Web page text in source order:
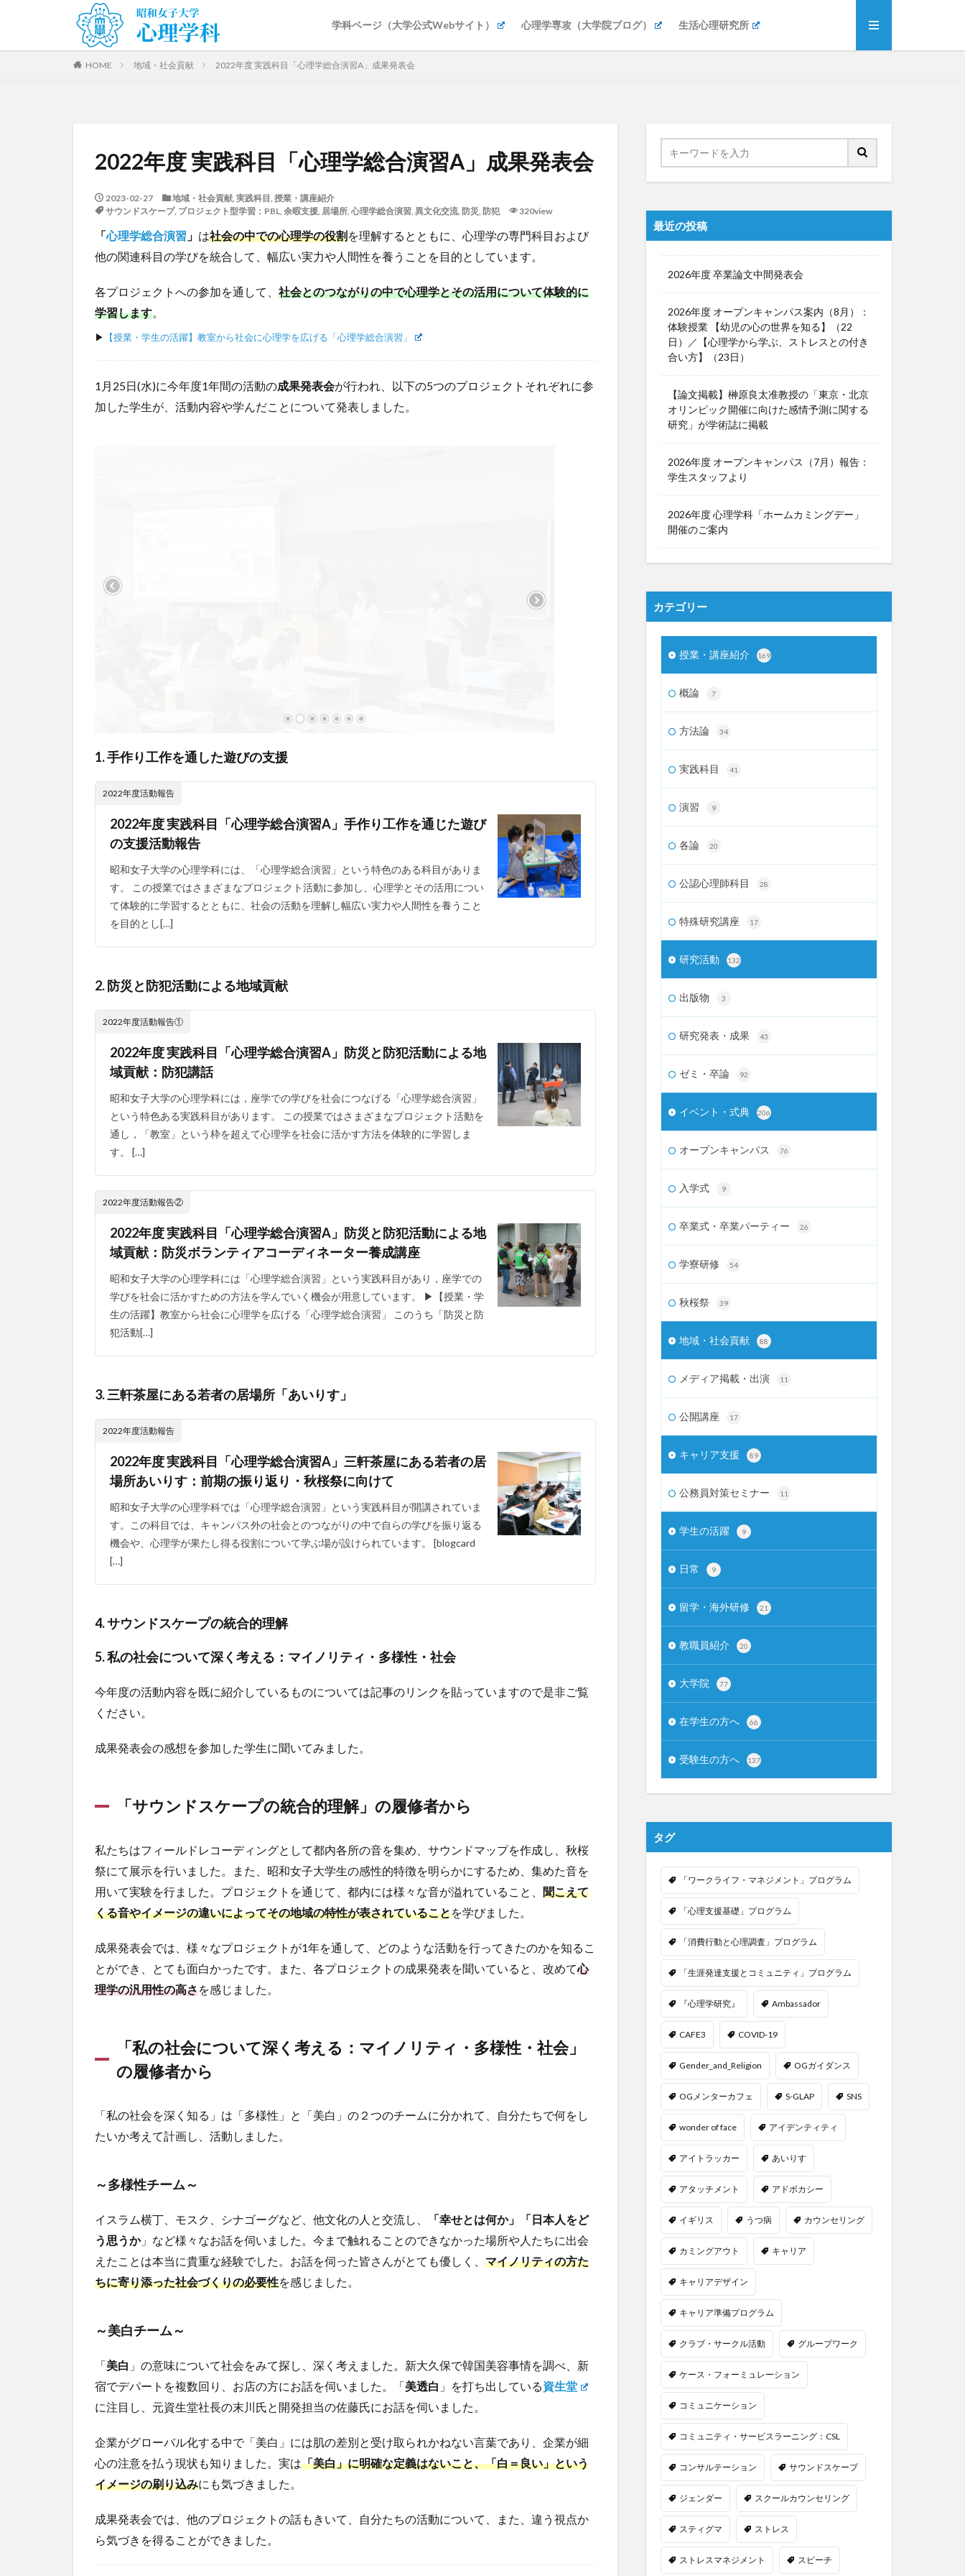
学科ページ（大学公式Webサイト） 心理学専攻（大学院ブログ） 生活心理研究所
HOME 地域・社会貢献 2022年度 実践科目「心理学総合演習A」成果発表会
2022年度 実践科目「心理学総合演習A」成果発表会
2023-02-27 地域・社会貢献, 実践科目, 授業・講座紹介
サウンドスケープ, プロジェクト型学習：PBL, 余暇支援, 居場所, 心理学総合演習, 異文化交流, 防災, 防犯 320view
「心理学総合演習 」 は社会の中での心理学の役割を理解するとともに、心理学の専門科目および
他の関連科目の学びを統合して、幅広い実力や人間性を養うことを目的としています。
各プロジェクトへの参加を通して、 社会とのつながりの中で心理学とその活用について体験的に
学習します。
▶ 【授業・学生の活躍】教室から社会に心理学を広げる「心理学総合演習」
1月25日(水)に今年度1年間の活動の成果発表会が行われ、以下の5つのプロジェクトそれぞれに参
加した学生が、活動内容や学んだことについて発表しました。
1. 手作り工作を通した遊びの支援
2022年度活動報告
2022年度 実践科目「心理学総合演習A」手作り工作を通じた遊び
の支援活動報告
昭和女子大学の心理学科には、「心理学総合演習」という特色のある科目がありま
す。 この授業ではさまざまなプロジェクト活動に参加し、心理学とその活用につい
て体験的に学習するとともに、社会の活動を理解し幅広い実力や人間性を養うこと
を目的とし[…]
2. 防災と防犯活動による地域貢献
2022年度活動報告①
2022年度 実践科目「心理学総合演習A」防災と防犯活動による地
域貢献：防犯講話
昭和女子大学の心理学科には，座学での学びを社会につなげる「心理学総合演習」
という特色ある実践科目があります。 この授業ではさまざまなプロジェクト活動を
通し，「教室」という枠を超えて心理学を社会に活かす方法を体験的に学習しま
す。 […]
2022年度活動報告②
2022年度 実践科目「心理学総合演習A」防災と防犯活動による地
域貢献：防災ボランティアコーディネーター養成講座
昭和女子大学の心理学科には「心理学総合演習」という実践科目があり，座学での
学びを社会に活かすための方法を学んでいく機会が用意しています。 ▶【授業・学
生の活躍】教室から社会に心理学を広げる「心理学総合演習」 このうち「防災と防
犯活動[…]
3. 三軒茶屋にある若者の居場所「あいりす」
2022年度活動報告
2022年度 実践科目「心理学総合演習A」三軒茶屋にある若者の居
場所あいりす：前期の振り返り・秋桜祭に向けて
昭和女子大学の心理学科では「心理学総合演習」という実践科目が開講されていま
す。この科目では、キャンパス外の社会とのつながりの中で自らの学びを振り返る
機会や、心理学が果たし得る役割について学ぶ場が設けられています。 [blogcard
[…]
4. サウンドスケープの統合的理解
5. 私の社会について深く考える：マイノリティ・多様性・社会
今年度の活動内容を既に紹介しているものについては記事のリンクを貼っていますので是非ご覧
ください。
成果発表会の感想を参加した学生に聞いてみました。
「サウンドスケープの統合的理解」の履修者から
私たちはフィールドレコーディングとして都内各所の音を集め、サウンドマップを作成し、秋桜
祭にて展示を行いました。また、昭和女子大学生の感性的特徴を明らかにするため、集めた音を
用いて実験を行ました。プロジェクトを通じて、都内には様々な音が溢れていること、 聞こえて
くる音やイメージの違いによってその地域の特性が表されていることを学びました。
成果発表会では、様々なプロジェクトが1年を通して、どのような活動を行ってきたのかを知るこ
とができ、とても面白かったです。また、各プロジェクトの成果発表を聞いていると、改めて心
理学の汎用性の高さを感じました。
「私の社会について深く考える：マイノリティ・多様性・社会」
の履修者から
「私の社会を深く知る」は「多様性」と「美白」の２つのチームに分かれて、自分たちで何をし
たいか考えて計画し、活動しました。
～多様性チーム～
イスラム横丁、モスク、シナゴーグなど、他文化の人と交流し、
「幸せとは何か」「日本人をど
う思うか」など様々なお話を伺いました。今まで触れることのできなかった場所や人たちに出会
えたことは本当に貴重な経験でした。お話を伺った皆さんがとても優しく、 マイノリティの方た
ちに寄り添った社会づくりの必要性を感じました。
～美白チーム～
「美白 」の意味について社会をみて探し、深く考えました。新大久保で韓国美容事情を調べ、新
宿でデパートを複数回り、お店の方にお話を伺いました。「美透白 」を打ち出している資生堂
に注目し、元資生堂社長の末川氏と開発担当の佐藤氏にお話を伺いました。
企業がグローバル化する中で「美白」には肌の差別と受け取られかねない言葉であり、企業が細
心の注意を払う現状も知りました。実は「美白」に明確な定義はないこと、「白＝良い」という
イメージの刷り込みにも気づきました。
成果発表会では、他のプロジェクトの話もきいて、自分たちの活動について、また、違う視点か
ら気づきを得ることができました。
最近の投稿
2026年度 卒業論文中間発表会
2026年度 オープンキャンパス案内（8月）：
体験授業 【幼児の心の世界を知る】（22
日）／【心理学から学ぶ、ストレスとの付き
合い方】（23日）
【論文掲載】榊原良太准教授の「東京・北京
オリンピック開催に向けた感情予測に関する
研究」が学術誌に掲載
2026年度 オープンキャンパス（7月）報告：
学生スタッフより
2026年度 心理学科「ホームカミングデー」
開催のご案内
カテゴリー
授業・講座紹介 169
概論 7
方法論 34
実践科目 41
演習 9
各論 20
公認心理師科目 28
特殊研究講座 17
研究活動 132
出版物 3
研究発表・成果 43
ゼミ・卒論 92
イベント・式典 206
オープンキャンパス 76
入学式 9
卒業式・卒業パーティー 26
学寮研修 54
秋桜祭 39
地域・社会貢献 88
メディア掲載・出演 11
公開講座 17
キャリア支援 89
公務員対策セミナー 11
学生の活躍 9
日常 9
留学・海外研修 21
教職員紹介 20
大学院 77
在学生の方へ 66
受験生の方へ 137
タグ
「ワークライフ・マネジメント」プログラム
「心理支援基礎」プログラム
「消費行動と心理調査」プログラム
「生涯発達支援とコミュニティ」プログラム
『心理学研究』 Ambassador
CAFE3 COVID-19
Gender_and_Religion OGガイダンス
OGメンターカフェ S-GLAP SNS
wonder of face アイデンティティ
アイトラッカー あいりす
アタッチメント アドボカシー
イギリス うつ病 カウンセリング
カミングアウト キャリア
キャリアデザイン
キャリア準備プログラム
クラブ・サークル活動 グループワーク
ケース・フォーミュレーション
コミュニケーション
コミュニティ・サービスラーニング：CSL
コンサルテーション サウンドスケープ
ジェンダー スクールカウンセリング
スティグマ ストレス
ストレスマネジメント スピーチ